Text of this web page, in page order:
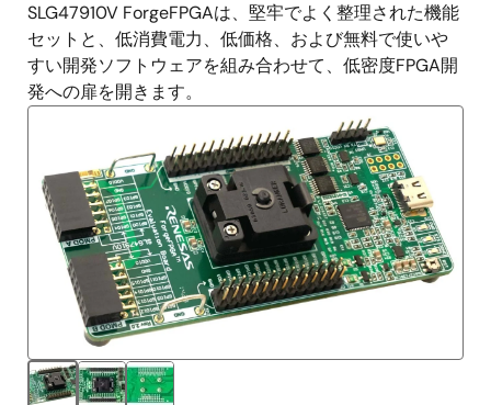
SLG47910V ForgeFPGAは、堅牢でよく整理された機能
セットと、低消費電力、低価格、および無料で使いや
すい開発ソフトウェアを組み合わせて、低密度FPGA開
発への扉を開きます。